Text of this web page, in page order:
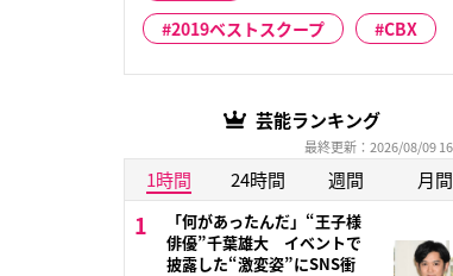
2019ベストスクープ
CBX
芸能ランキング
最終更新：2026/08/09
1時間 24時間 週間 月間
「何があったんだ」“王子様
俳優”千葉雄大 イベントで
披露した“激変姿”にSNS衝